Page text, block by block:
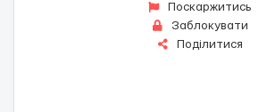
Поскаржитись
Заблокувати
Поділитися